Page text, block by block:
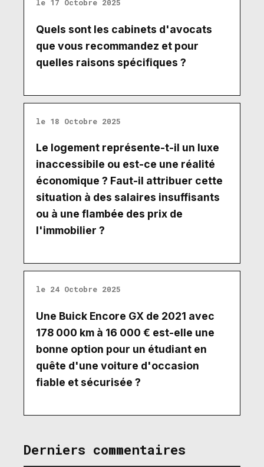
le 17 Octobre 2025
Quels sont les cabinets d'avocats
que vous recommandez et pour
quelles raisons spécifiques ?
le 18 Octobre 2025
Le logement représente-t-il un luxe
inaccessibile ou est-ce une réalité
économique ? Faut-il attribuer cette
situation à des salaires insuffisants
ou à une flambée des prix de
l'immobilier ?
le 24 Octobre 2025
Une Buick Encore GX de 2021 avec
178 000 km à 16 000 € est-elle une
bonne option pour un étudiant en
quête d'une voiture d'occasion
fiable et sécurisée ?
Derniers commentaires